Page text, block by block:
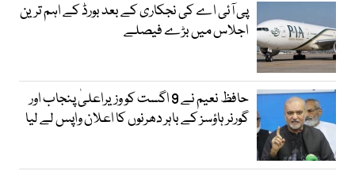
پی آئی اے کی نجکاری کے بعد بورڈ کے اہم ترین
اجلاس میں بڑے فیصلے
حافظ نعیم نے 9 اگست کو وزیراعلیٰ پنجاب اور
گورنر ہاؤسز کے باہر دھرنوں کا اعلان واپس لے لیا